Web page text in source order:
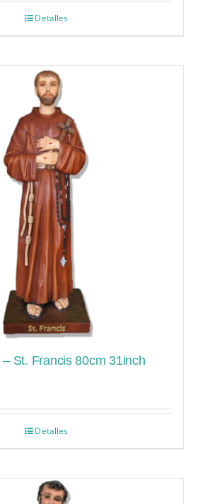
Detalles
St. Francis 80cm 31inch
Detalles